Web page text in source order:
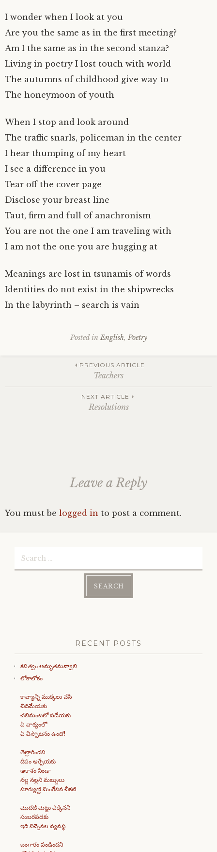
I wonder when I look at you
Are you the same as in the first meeting?
Am I the same as in the second stanza?
Living in poetry I lost touch with world
The autumns of childhood give way to
The honeymoon of youth
When I stop and look around
The traffic snarls, policeman in the center
I hear thumping of my heart
I see a difference in you
Tear off the cover page
Disclose your breast line
Taut, firm and full of anachronism
You are not the one I am traveling with
I am not the one you are hugging at
Meanings are lost in tsunamis of words
Identities do not exist in the shipwrecks
In the labyrinth – search is vain
Posted in English, Poetry
navigation
PREVIOUS ARTICLE
Teachers
NEXT ARTICLE
Resolutions
Leave a Reply
You must be logged in to post a comment.
RECENT POSTS
కవిత్వం అమృతమవ్వాలి
లోకాలోకం
కావ్యాన్ని ముక్కలు చేసి
చిదిమేయకు
చలిమంటలో పడేయకు
ఏ వాక్యంలో
ఏ విస్పోటనం ఉందో!
తెల్లారిందని
దీపం ఆర్పేయకు
ఆకాశం నిండా
నల్ల నల్లని మబ్బులు
సూర్యుణ్ణి మింగేసిన చీకటి
మొదటి మెట్టు ఎక్కేనని
సంబరపడకు
ఇది నిచ్చెనల వ్యవస్థ
బంగారం పండిందని